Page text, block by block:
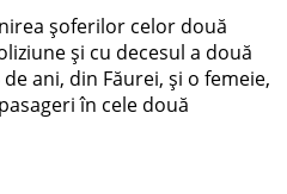
șoferilor celor două
și cu decesul a două
ani, din Făurei, și o femeie,
în cele două